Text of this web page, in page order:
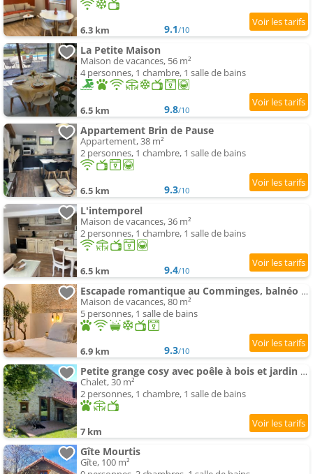
6.3 km 9.1/10
La Petite Maison
Maison de vacances, 56 m²
4 personnes, 1 chambre, 1 salle de bains
6.5 km 9.8/10
Appartement Brin de Pause
Appartement, 38 m²
2 personnes, 1 chambre, 1 salle de bains
6.5 km 9.3/10
L'intemporel
Maison de vacances, 36 m²
2 personnes, 1 chambre, 1 salle de bains
6.5 km 9.4/10
Escapade romantique au Comminges, balnéo 2 places & cinéma privé
Maison de vacances, 80 m²
5 personnes, 1 salle de bains
6.9 km 9.3/10
Petite grange cosy avec poêle à bois et jardin clôturé
Chalet, 30 m²
2 personnes, 1 chambre, 1 salle de bains
7 km
Gîte Mourtis
Gîte, 100 m²